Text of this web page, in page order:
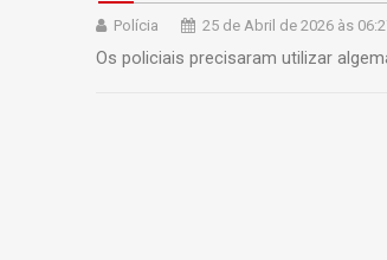
Polícia 25 de Abril de 2026 às
Os policiais precisaram utilizar